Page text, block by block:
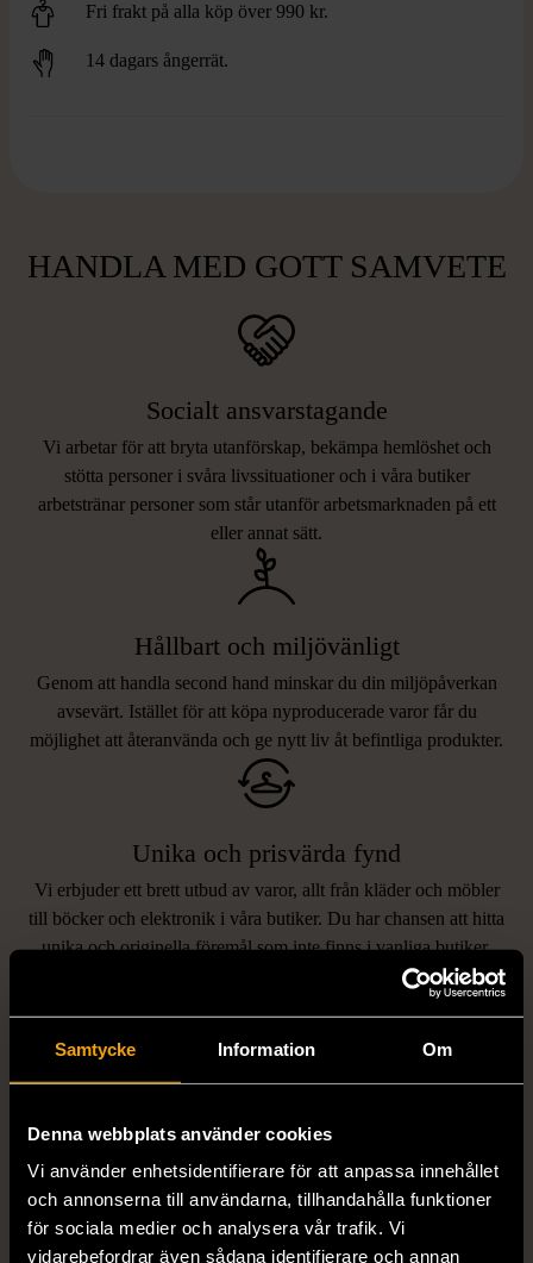
Samtycke Information Om
Denna webbplats använder cookies
Vi använder enhetsidentifierare för att anpassa innehållet
och annonserna till användarna, tillhandahålla funktioner
för sociala medier och analysera vår trafik. Vi
vidarebefordrar även sådana identifierare och annan
Fri frakt på alla köp över 990 kr.
14 dagars ångerrät.
HANDLA MED GOTT SAMVETE
Socialt ansvarstagande
Vi arbetar för att bryta utanförskap, bekämpa hemlöshet och
stötta personer i svåra livssituationer och i våra butiker
arbetstränar personer som står utanför arbetsmarknaden på ett
eller annat sätt.
Hållbart och miljövänligt
Genom att handla second hand minskar du din miljöpåverkan
avsevärt. Istället för att köpa nyproducerade varor får du
möjlighet att återanvända och ge nytt liv åt befintliga produkter.
Unika och prisvärda fynd
Vi erbjuder ett brett utbud av varor, allt från kläder och möbler
till böcker och elektronik i våra butiker. Du har chansen att hitta
unika och originella föremål som inte finns i vanliga butiker.
LIKNANDE PRODUKTER
Hitta produkter som påminner om denna
1/5 1/5